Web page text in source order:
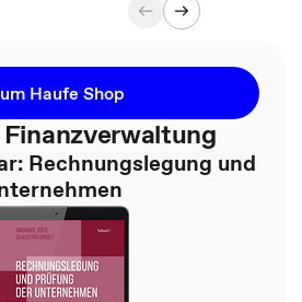
Haufe Shop
Rechnungslegung und